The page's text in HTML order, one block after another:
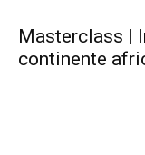
Masterclass |
continente